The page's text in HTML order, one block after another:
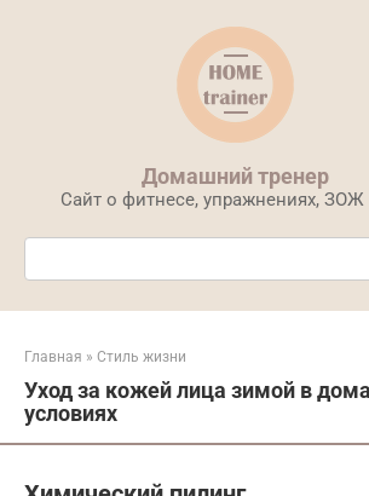
Домашний тренер
Сайт о фитнесе, упражнениях,
Поиск:
Главная » Стиль жизни
Уход за кожей лица зимой в
условиях